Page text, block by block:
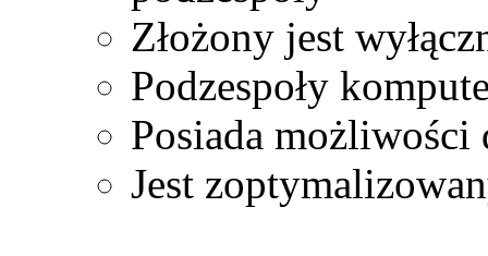
Złożony jest
Podzespoły
Posiada możliwości
Jest